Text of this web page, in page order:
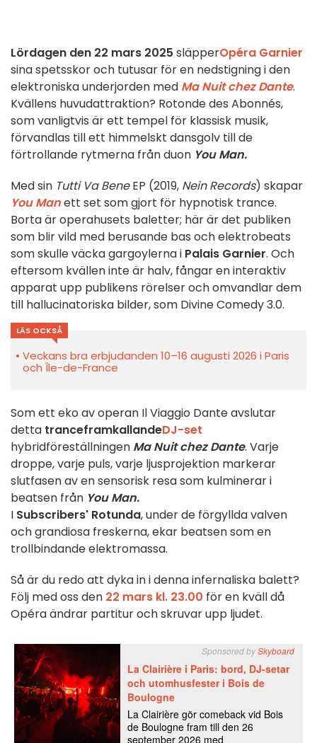
Lördagen den 22 mars 2025 släpperOpéra Garnier
sina spetsskor och tutusar för en nedstigning i den
elektroniska underjorden med Ma Nuit chez Dante.
Kvällens huvudattraktion? Rotonde des Abonnés,
som vanligtvis är ett tempel för klassisk musik,
förvandlas till ett himmelskt dansgolv till de
förtrollande rytmerna från duon You Man.
Med sin Tutti Va BeneEP (2019, Nein Records) skapar
You Manett set som gjort för hypnotisk trance.
Borta är operahusets baletter; här är det publiken
som blir vild med berusande bas och elektrobeats
som skulle väcka gargoylerna i Palais Garnier. Och
eftersom kvällen inte är halv, fångar en interaktiv
apparat upp publikens rörelser och omvandlar dem
till hallucinatoriska bilder, som Divine Comedy 3.0.
LÄS OCKSÅ
Veckans bra erbjudanden 10–16 augusti 2026 i Paris
och Île-de-France
Som ett eko av operan Il Viaggio Dante avslutar
detta tranceframkallandeDJ-set
hybridföreställningen Ma Nuit chez Dante. Varje
droppe, varje puls, varje ljusprojektion markerar
slutfasen av en sensorisk resa som kulminerar i
beatsen från You Man.
I Subscribers' Rotunda, under de förgyllda valven
och grandiosa freskerna, ekar beatsen som en
trollbindande elektromassa.
Så är du redo att dyka in i denna infernaliska balett?
Följ med oss den 22 mars kl. 23.00 för en kväll då
Opéra ändrar partitur och skruvar upp ljudet.